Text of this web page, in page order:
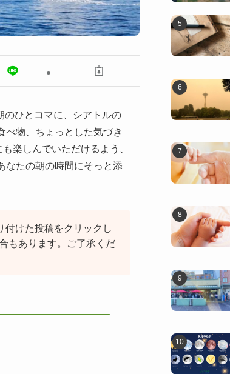
ひとコマに、シアトルの
物、ちょっとした気づき
楽しんでいただけるよう、
なたの朝の時間にそっと添
けた投稿をクリックし
もあります。ご了承くだ